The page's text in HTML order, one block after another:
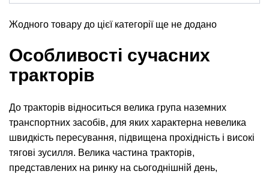
Жодного товару до цієї категорії ще не додано
Особливості сучасних
тракторів
До тракторів відноситься велика група наземних
транспортних засобів, для яких характерна невелика
швидкість пересування, підвищена прохідність і високі
тягові зусилля. Велика частина тракторів,
представлених на ринку на сьогоднішній день,